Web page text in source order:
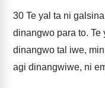
30 Te yal ta ni
dinangwo para to. Te
dinangwo tal iwe,
agi dinangwiwe, ni